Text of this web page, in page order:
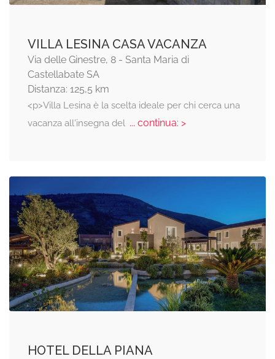
VILLA LESINA CASA VACANZA
Via delle Ginestre, 8 - Santa Maria di
Castellabate SA
Distanza: 125,5 km
<p>Villa Lesina è la scelta ideale per chi cerca una
vacanza all'insegna del... continua: >
HOTEL DELLA PIANA